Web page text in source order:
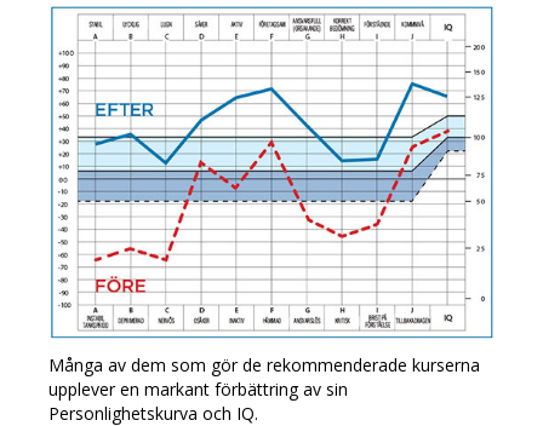
Många av dem som gör de rekommenderade kurserna
upplever en markant förbättring av sin
Personlighetskurva och IQ.